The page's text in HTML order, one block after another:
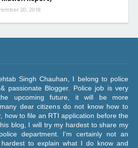
20, 2018
Singh Chauhan, I belong to police
passionate Blogger. Police job is very
upcoming future, it will be more
dear citizens do not know how to
how to file an RTI application before the
blog, I will try my hardest to share my
department. I'm certainly not an
to explain what I do know and